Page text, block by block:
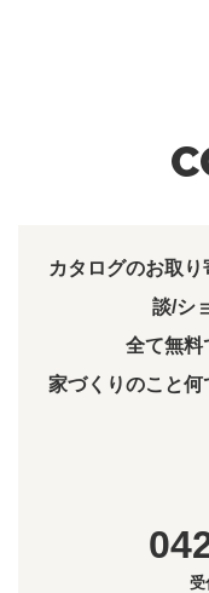
カタログのお取
談/シ
全て無料
家づくりのこと何
受